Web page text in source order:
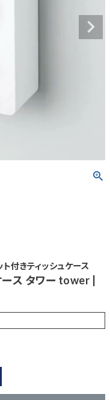
付きティッシュケース
ス タワー tower |